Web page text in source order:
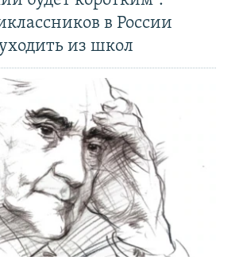
в России
из школ